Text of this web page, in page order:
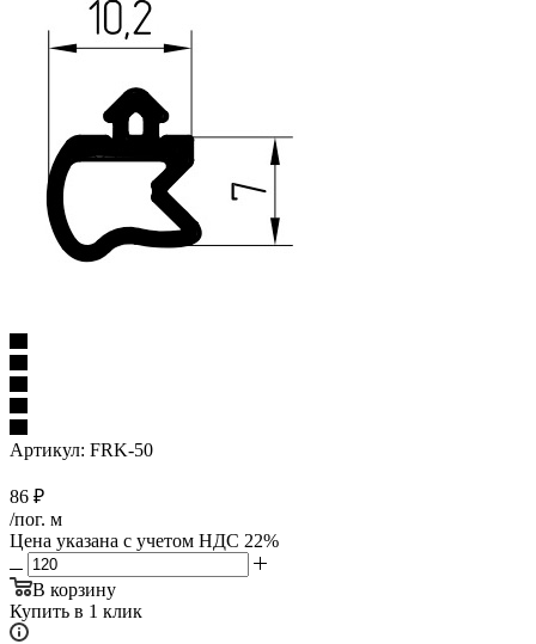
Артикул: FRK-50
86 ₽
/пог. м
Цена указана с учетом НДС 22%
В корзину
Купить в 1 клик